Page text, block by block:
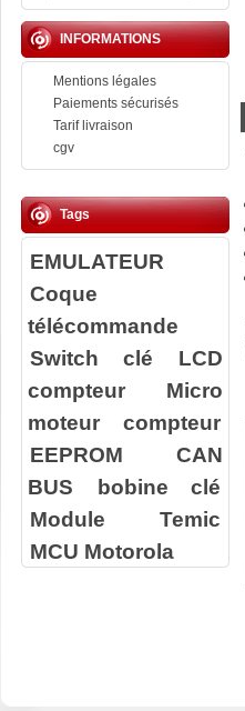
INFORMATIONS
Mentions légales
Paiements sécurisés
Tarif livraison
cgv
Tags
EMULATEUR
Coque
télécommande
Switch clé
LCD
compteur
Micro
moteur compteur
EEPROM
CAN
BUS
bobine clé
Module Temic
MCU Motorola